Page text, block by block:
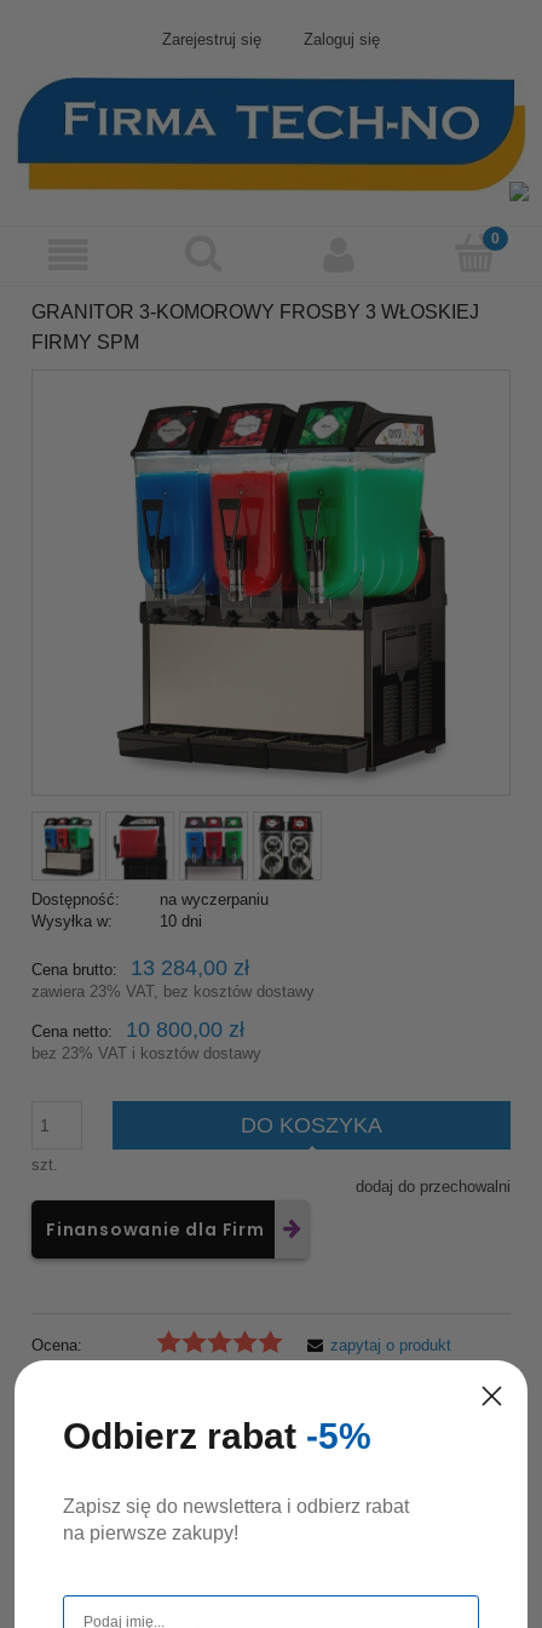
Zarejestruj się Zaloguj się
GRANITOR 3-KOMOROWY FROSBY 3 WŁOSKIEJ
FIRMY SPM
Dostępność:
na wyczerpaniu
Wysyłka w:
10 dni
Cena brutto: 13 284,00 zł
zawiera 23% VAT, bez kosztów dostawy
Cena netto: 10 800,00 zł
bez 23% VAT i kosztów dostawy
szt.
DO KOSZYKA
dodaj do przechowalni
Finansowanie dla Firm
Ocena:
zapytaj o produkt
Granitor Frosty to świetna opcja, gdy wymagany jest
duży rozmiar, wysoka wydajność, bez wysokich
Odbierz rabat -5%
Zapisz się do newslettera i odbierz rabat
na pierwsze zakupy!